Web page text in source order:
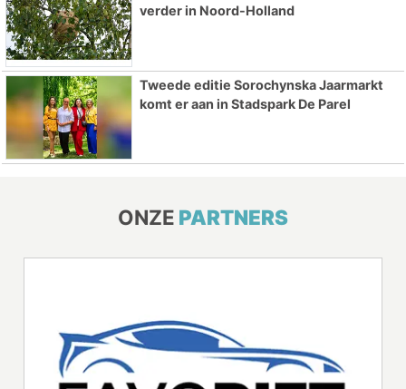
verder in Noord-Holland
Tweede editie Sorochynska Jaarmarkt
komt er aan in Stadspark De Parel
ONZE PARTNERS